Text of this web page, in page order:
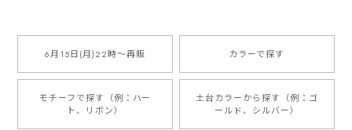
6月15日(月)22時〜再販 カラーで探す
モチーフで探す（例：ハー
ト、リボン）
土台カラーから探す（例：ゴ
ールド、シルバー）